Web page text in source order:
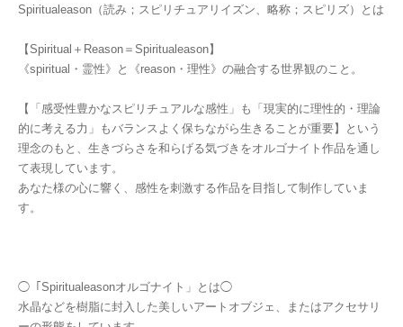
Spiritualeason（読み；スピリチュアリイズン、略称；スピリズ）とは
【Spiritual＋Reason＝Spiritualeason】
《spiritual・霊性》と《reason・理性》の融合する世界観のこと。
【「感受性豊かなスピリチュアルな感性」も「現実的に理性的・理論
的に考える力」もバランスよく保ちながら生きることが重要】という
理念のもと、生きづらさを和らげる気づきをオルゴナイト作品を通し
て表現しています。
あなた様の心に響く、感性を刺激する作品を目指して制作していま
す。
◯「Spiritualeasonオルゴナイト」とは◯
水晶などを樹脂に封入した美しいアートオブジェ、またはアクセサリ